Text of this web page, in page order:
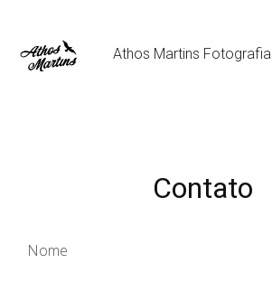
Athos Martins Fotografia
Contato
Nome